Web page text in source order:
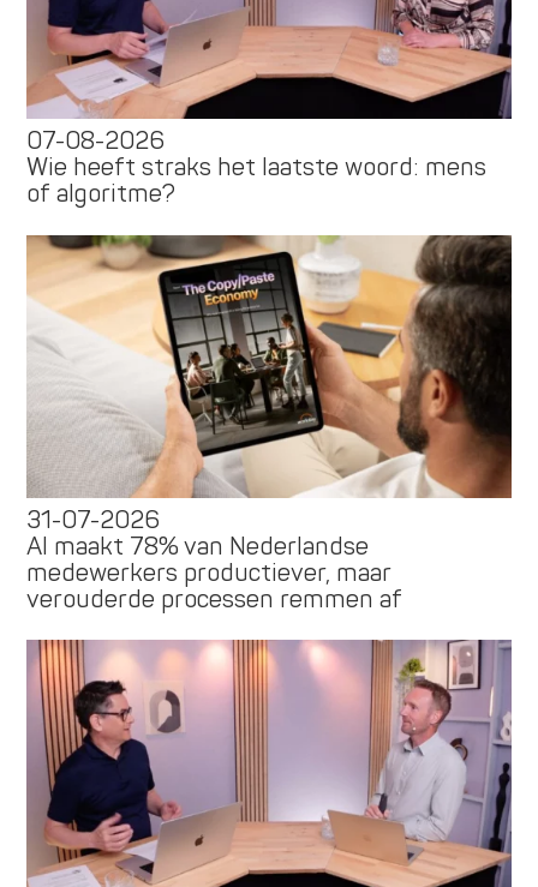
07-08-2026
Wie heeft straks het laatste woord: mens
of algoritme?
31-07-2026
AI maakt 78% van Nederlandse
medewerkers productiever, maar
verouderde processen remmen af